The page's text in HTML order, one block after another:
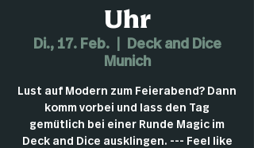
Uhr
Di., 17. Feb.
  |
Deck and Dice
Munich
Lust auf Modern zum Feierabend? Dann
komm vorbei und lass den Tag
gemütlich bei einer Runde Magic im
Deck and Dice ausklingen. --- Feel like